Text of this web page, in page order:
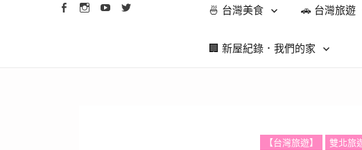
🍜 台灣美食 🚗 台灣旅遊
🏢 新屋紀錄．我們的家
【台灣旅遊】 雙北旅